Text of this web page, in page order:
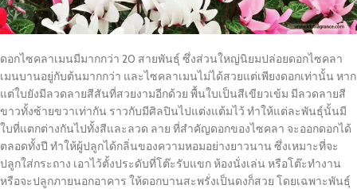
ดอกไซคลาเมนมีมากกว่า 20 สายพันธุ์ ซึ่งส่วนใหญ่นิยมปล่อยดอกไซคลา
เมนบานอยู่กับต้นมากกว่า และไซคลาเมนไม่ได้สวยแต่เพียงดอกเท่านั้น หาก
แต่ใบยังมีลวดลายสีสันที่สวยงามอีกด้วย พื้นใบเป็นสีเขียวเข้ม มีลวดลายสี
ขาวทั้งซ้ายขวาเท่ากัน ราวกับมีศิลปินไปแต่งแต้มไว้ ทำให้แต่ละพันธุ์นั้นมี
ใบที่แตกต่างกันไปทั้งสีและลวด ลาย ที่สำคัญดอกของไซคลา จะออกดอกได้
ตลอดทั้งปี ทำให้ผู้ปลูกได้กลิ่นของความหอมอย่างยาวนาน ซึ่งเหมาะที่จะ
ปลูกใส่กระถาง เอาไว้ตั้งประดับที่โต๊ะรับแขก ห้องนั่งเล่น หรือโต๊ะทำงาน
หรือจะปลูกภายนอกอาคาร ให้ดอกบานสะพรั่งเป็นดงก็สวย โดยเฉพาะพันธุ์